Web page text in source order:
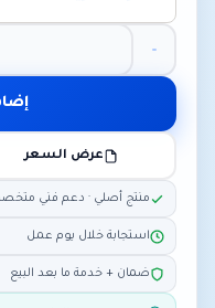
عرض السعر
منتج أصلي · دعم فني
استجابة خلال يوم عمل
ضمان + خدمة ما بعد البيع